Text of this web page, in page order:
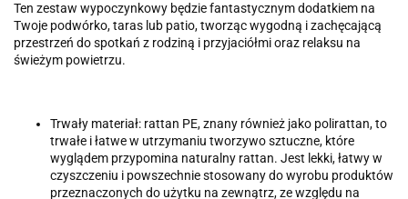
Ten zestaw wypoczynkowy będzie fantastycznym dodatkiem na
Twoje podwórko, taras lub patio, tworząc wygodną i zachęcającą
przestrzeń do spotkań z rodziną i przyjaciółmi oraz relaksu na
świeżym powietrzu.
Trwały materiał: rattan PE, znany również jako polirattan, to
trwałe i łatwe w utrzymaniu tworzywo sztuczne, które
wyglądem przypomina naturalny rattan. Jest lekki, łatwy w
czyszczeniu i powszechnie stosowany do wyrobu produktów
przeznaczonych do użytku na zewnątrz, ze względu na